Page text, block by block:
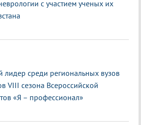
с участием ученых их
среди региональных вузов
VIII сезона Всероссийской
«Я – профессионал»